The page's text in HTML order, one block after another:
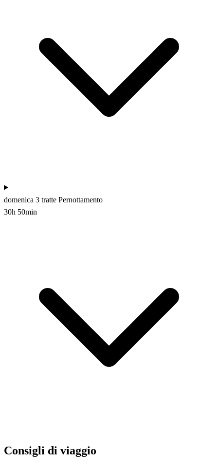
domenica 3 tratte Pernottamento
30h 50min
Consigli di viaggio